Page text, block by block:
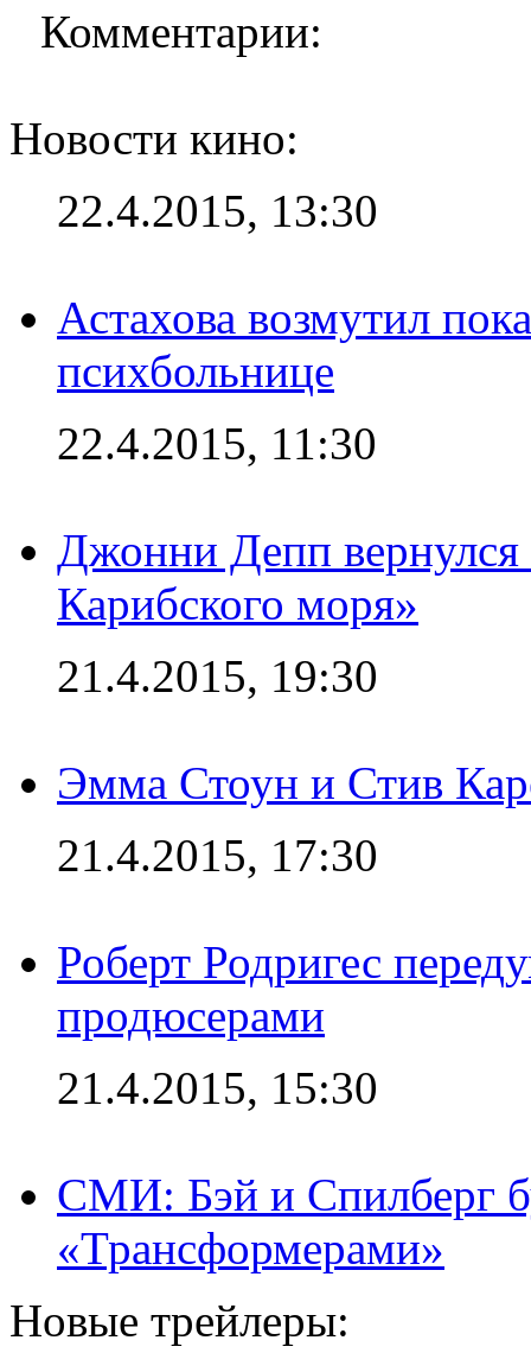
Комментарии:
Новости кино:
22.4.2015, 13:30
Астахова возмутил
психбольнице
22.4.2015, 11:30
Джонни Депп
Карибского моря»
21.4.2015, 19:30
Эмма Стоун и Стив
21.4.2015, 17:30
Роберт Родригес
продюсерами
21.4.2015, 15:30
СМИ: Бэй и Спилберг
«Трансформерами»
Новые трейлеры: